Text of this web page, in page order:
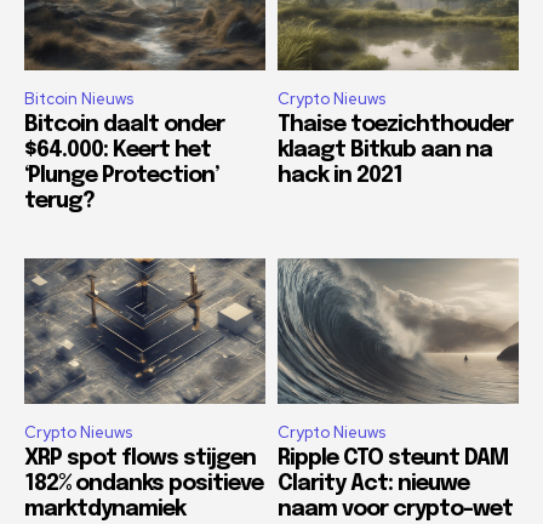
Bitcoin Nieuws
Bitcoin daalt onder
$64.000: Keert het
‘Plunge Protection’
terug?
Crypto Nieuws
Thaise toezichthouder
klaagt Bitkub aan na
hack in 2021
Crypto Nieuws
XRP spot flows stijgen
182% ondanks positieve
marktdynamiek
Crypto Nieuws
Ripple CTO steunt DAM
Clarity Act: nieuwe
naam voor crypto-wet